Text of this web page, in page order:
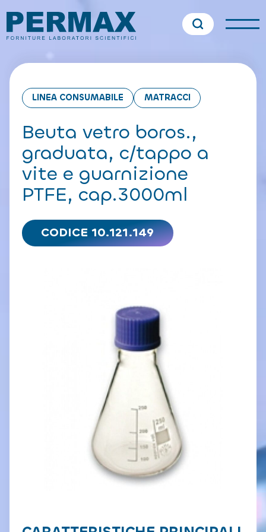
LINEA CONSUMABILE MATRACCI
Beuta vetro boros.,
graduata, c/tappo a
vite e guarnizione
PTFE, cap.3000ml
CODICE 10.121.149